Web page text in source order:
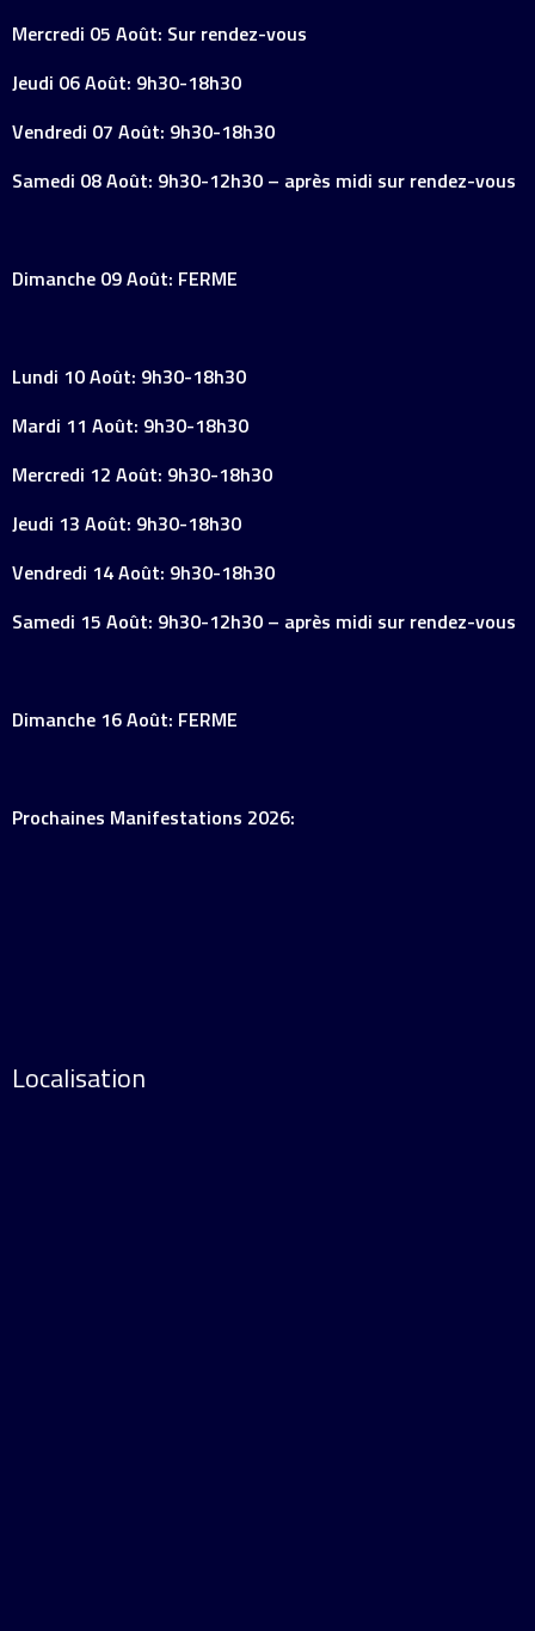
Mercredi 05 Août: Sur rendez-vous
Jeudi 06 Août: 9h30-18h30
Vendredi 07 Août: 9h30-18h30
Samedi 08 Août: 9h30-12h30 – après midi sur rendez-vous
Dimanche 09 Août: FERME
Lundi 10 Août: 9h30-18h30
Mardi 11 Août: 9h30-18h30
Mercredi 12 Août: 9h30-18h30
Jeudi 13 Août: 9h30-18h30
Vendredi 14 Août: 9h30-18h30
Samedi 15 Août: 9h30-12h30 – après midi sur rendez-vous
Dimanche 16 Août: FERME
Prochaines Manifestations 2026:
Localisation